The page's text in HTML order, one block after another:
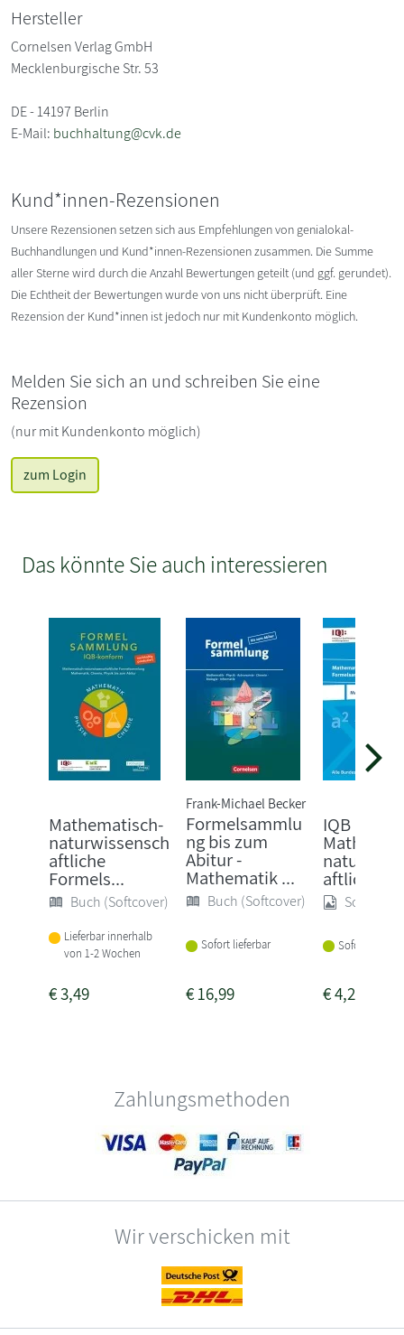
Hersteller
Cornelsen Verlag GmbH
Mecklenburgische Str. 53
DE - 14197 Berlin
E-Mail: buchhaltung@cvk.de
Kund*innen-Rezensionen
Unsere Rezensionen setzen sich aus Empfehlungen von genialokal-
Buchhandlungen und Kund*innen-Rezensionen zusammen. Die Summe
aller Sterne wird durch die Anzahl Bewertungen geteilt (und ggf. gerundet).
Die Echtheit der Bewertungen wurde von uns nicht überprüft. Eine
Rezension der Kund*innen ist jedoch nur mit Kundenkonto möglich.
Melden Sie sich an und schreiben Sie eine
Rezension
(nur mit Kundenkonto möglich)
zum Login
Das könnte Sie auch interessieren
Mathematisch-
naturwissensch
aftliche
Formels...
Buch (Softcover)
Lieferbar innerhalb
von 1-2 Wochen
€3,49
Frank-Michael Becker
Formelsammlu
ng bis zum
Abitur -
Mathematik ...
Buch (Softcover)
Sofort lieferbar
€16,99
IQB
aftliche
Sonstige
Sofort
€4,25
Zahlungsmethoden
Wir verschicken mit